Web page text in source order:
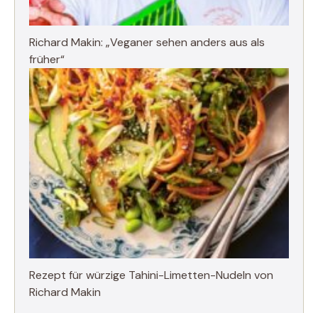
Richard Makin: „Veganer sehen anders aus als
früher“
Rezept für würzige Tahini-Limetten-Nudeln von
Richard Makin